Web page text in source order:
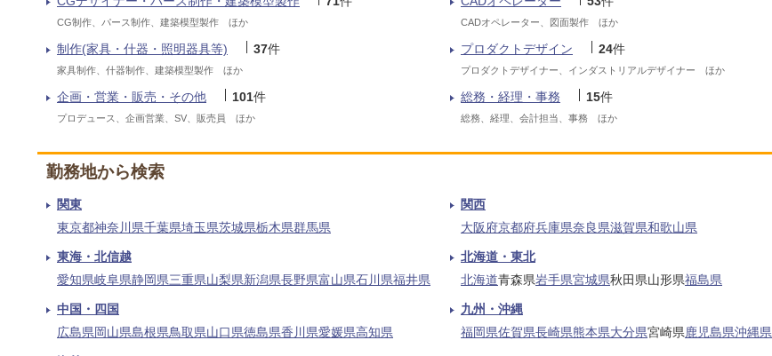
CG制作、パース制作、建築模型製作 ほか CADオペレーター、図面製作 ほか
制作(家具・什器・照明器具等) 37件
家具制作、什器制作、建築模型製作 ほか
プロダクトデザイン 24件
プロダクトデザイナー、インダストリアルデザイナー ほか
企画・営業・販売・その他 101件
プロデュース、企画営業、SV、販売員 ほか
総務・経理・事務 15件
総務、経理、会計担当、事務 ほか
勤務地から検索
関東
東京都神奈川県千葉県埼玉県茨城県栃木県群馬県
関西
大阪府京都府兵庫県奈良県滋賀県和歌山県
東海・北信越
愛知県岐阜県静岡県三重県山梨県新潟県長野県富山県石川県福井県
北海道・東北
北海道青森県岩手県宮城県秋田県山形県福島県
中国・四国
広島県岡山県島根県鳥取県山口県徳島県香川県愛媛県高知県
九州・沖縄
福岡県佐賀県長崎県熊本県大分県宮崎県鹿児島県沖縄県